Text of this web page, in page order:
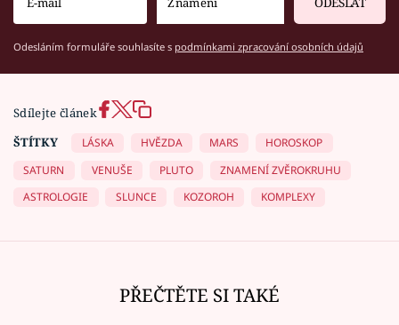
Odesláním formuláře souhlasíte s podmínkami zpracování osobních údajů
Sdílejte článek
ŠTÍTKY
LÁSKA HVĚZDA MARS
HOROSKOP
SATURN
VENUŠE PLUTO
ZNAMENÍ ZVĚROKRUHU
ASTROLOGIE
SLUNCE KOZOROH KOMPLEXY
PŘEČTĚTE SI TAKÉ